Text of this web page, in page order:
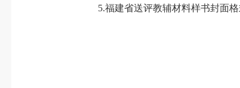
5.福建省送评教辅材料样书封面格